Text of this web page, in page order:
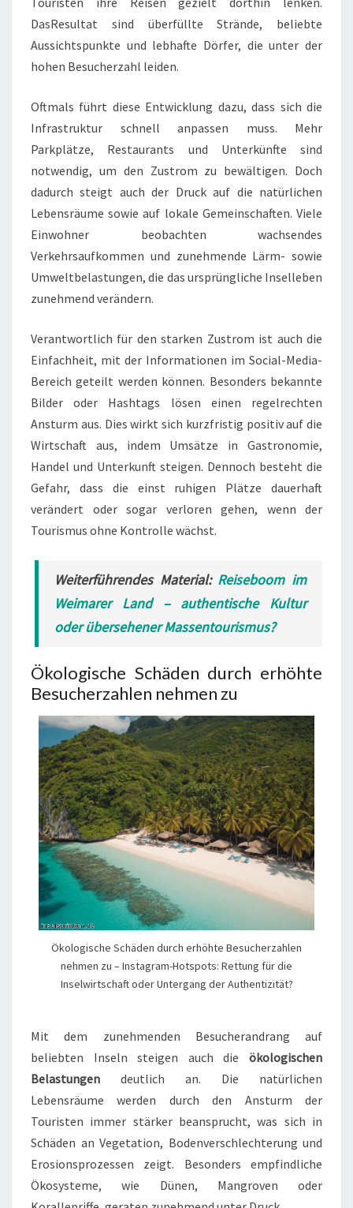
DasResultat sind überfüllte Strände, beliebte
Aussichtspunkte und lebhafte Dörfer, die unter der
hohen Besucherzahl leiden.
Oftmals führt diese Entwicklung dazu, dass sich die
Infrastruktur schnell anpassen muss. Mehr
Parkplätze, Restaurants und Unterkünfte sind
notwendig, um den Zustrom zu bewältigen. Doch
dadurch steigt auch der Druck auf die natürlichen
Lebensräume sowie auf lokale Gemeinschaften. Viele
Einwohner beobachten wachsendes
Verkehrsaufkommen und zunehmende Lärm- sowie
Umweltbelastungen, die das ursprüngliche Inselleben
zunehmend verändern.
Verantwortlich für den starken Zustrom ist auch die
Einfachheit, mit der Informationen im Social-Media-
Bereich geteilt werden können. Besonders bekannte
Bilder oder Hashtags lösen einen regelrechten
Ansturm aus. Dies wirkt sich kurzfristig positiv auf die
Wirtschaft aus, indem Umsätze in Gastronomie,
Handel und Unterkunft steigen. Dennoch besteht die
Gefahr, dass die einst ruhigen Plätze dauerhaft
verändert oder sogar verloren gehen, wenn der
Tourismus ohne Kontrolle wächst.
Weiterführendes Material: Reiseboom im
Weimarer Land – authentische Kultur
oder übersehener Massentourismus?
Ökologische Schäden durch erhöhte
Besucherzahlen nehmen zu
Ökologische Schäden durch erhöhte Besucherzahlen
nehmen zu – Instagram-Hotspots: Rettung für die
Inselwirtschaft oder Untergang der Authentizität?
Mit dem zunehmenden Besucherandrang auf
beliebten Inseln steigen auch die ökologischen
Belastungen deutlich an. Die natürlichen
Lebensräume werden durch den Ansturm der
Touristen immer stärker beansprucht, was sich in
Schäden an Vegetation, Bodenverschlechterung und
Erosionsprozessen zeigt. Besonders empfindliche
Ökosysteme, wie Dünen, Mangroven oder